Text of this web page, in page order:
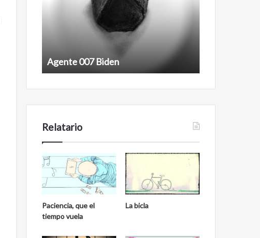
Agente 007 Biden
Relatario
Paciencia, que el
tiempo vuela
La bicla